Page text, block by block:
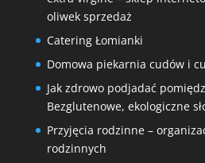
oliwek sprzedaż
Catering Łomianki
Domowa piekarnia cudów i
Jak zdrowo podjadać
Bezglutenowe, ekologiczne
Przyjęcia rodzinne –
rodzinnych